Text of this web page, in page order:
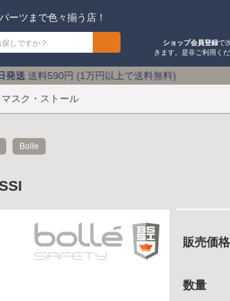
ーツまで色々揃う店！
ショップ会員登録で
きます。是非ご利用く
円以上で送料無料) アキバのミリタリ
スク・ストール
Bolle
販売価格
数量